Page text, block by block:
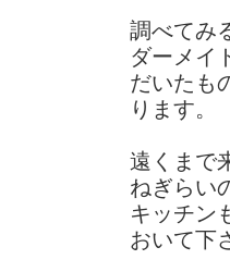
調べてみ
ダーメイ
だいたも
ります。
遠くまで
ねぎらい
キッチン
おいて下